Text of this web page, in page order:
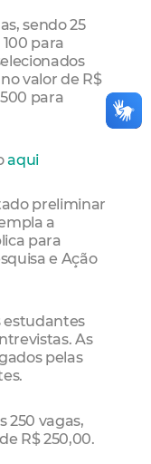
sendo 25
para
valor de R$
para
aqui
preliminar
a
para
e Ação
estudantes
As
pelas
250 vagas,
R$ 250,00.